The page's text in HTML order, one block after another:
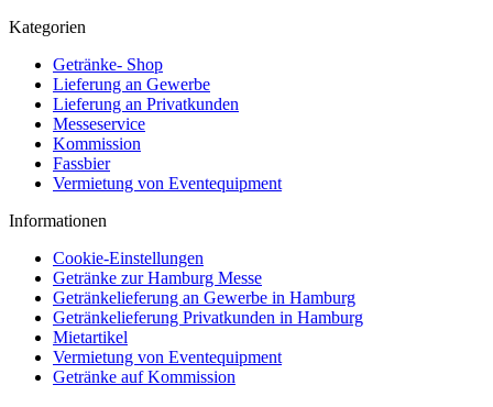
Kategorien
Getränke- Shop
Lieferung an Gewerbe
Lieferung an Privatkunden
Messeservice
Kommission
Fassbier
Vermietung von Eventequipment
Informationen
Cookie-Einstellungen
Getränke zur Hamburg Messe
Getränkelieferung an Gewerbe in Hamburg
Getränkelieferung Privatkunden in Hamburg
Mietartikel
Vermietung von Eventequipment
Getränke auf Kommission